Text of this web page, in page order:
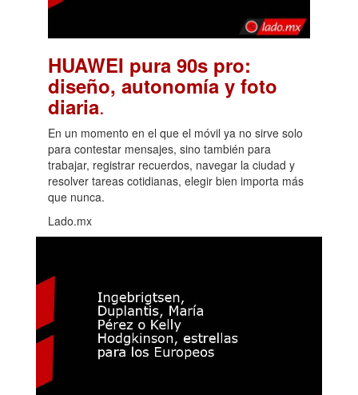
HUAWEI pura 90s pro:
diseño, autonomía y foto
diaria.
En un momento en el que el móvil ya no sirve solo
para contestar mensajes, sino también para
trabajar, registrar recuerdos, navegar la ciudad y
resolver tareas cotidianas, elegir bien importa más
que nunca.
Lado.mx